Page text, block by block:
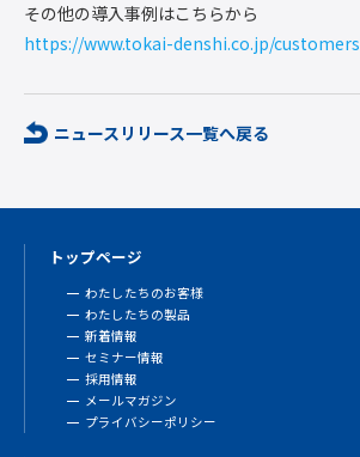
その他の導入事例はこちらから
https://www.tokai-denshi.co.jp/customers
ニュースリリース一覧へ戻る
トップページ
わたしたちのお客様
わたしたちの製品
新着情報
セミナー情報
採用情報
メールマガジン
プライバシーポリシー